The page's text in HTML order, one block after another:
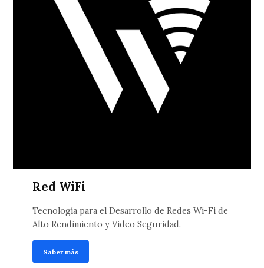
Red WiFi
Tecnología para el Desarrollo de Redes Wi-Fi de
Alto Rendimiento y Video Seguridad.
Saber más